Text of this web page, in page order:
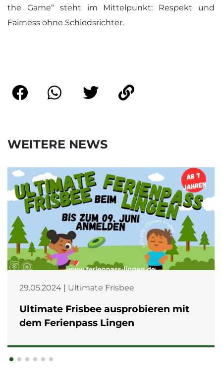
the Game“ steht im Mittelpunkt: Respekt und
Fairness ohne Schiedsrichter.
WEITERE NEWS
29.05.2024 | Ultimate Frisbee
Ultimate Frisbee ausprobieren mit
dem Ferienpass Lingen